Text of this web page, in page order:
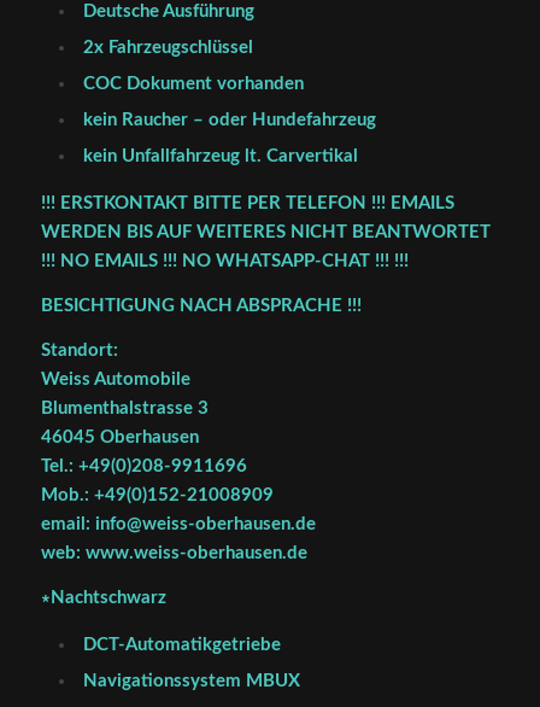
Deutsche Ausführung
2x Fahrzeugschlüssel
COC Dokument vorhanden
kein Raucher – oder Hundefahrzeug
kein Unfallfahrzeug lt. Carvertikal
!!! ERSTKONTAKT BITTE PER TELEFON !!! EMAILS
WERDEN BIS AUF WEITERES NICHT BEANTWORTET
!!! NO EMAILS !!! NO WHATSAPP-CHAT !!! !!!
BESICHTIGUNG NACH ABSPRACHE !!!
Standort:
Weiss Automobile
Blumenthalstrasse 3
46045 Oberhausen
Tel.: +49(0)208-9911696
Mob.: +49(0)152-21008909
email: info@weiss-oberhausen.de
web: www.weiss-oberhausen.de
∗Nachtschwarz
DCT-Automatikgetriebe
Navigationssystem MBUX